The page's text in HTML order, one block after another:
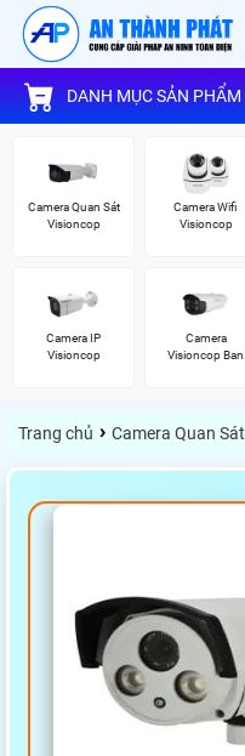
DANH MỤC SẢN PHẨM
Camera Quan Sát
Visioncop
Camera Wifi
Visioncop
Camera IP
Visioncop
Camera
Visioncop Ban
Trang chủ › Camera Quan Sát